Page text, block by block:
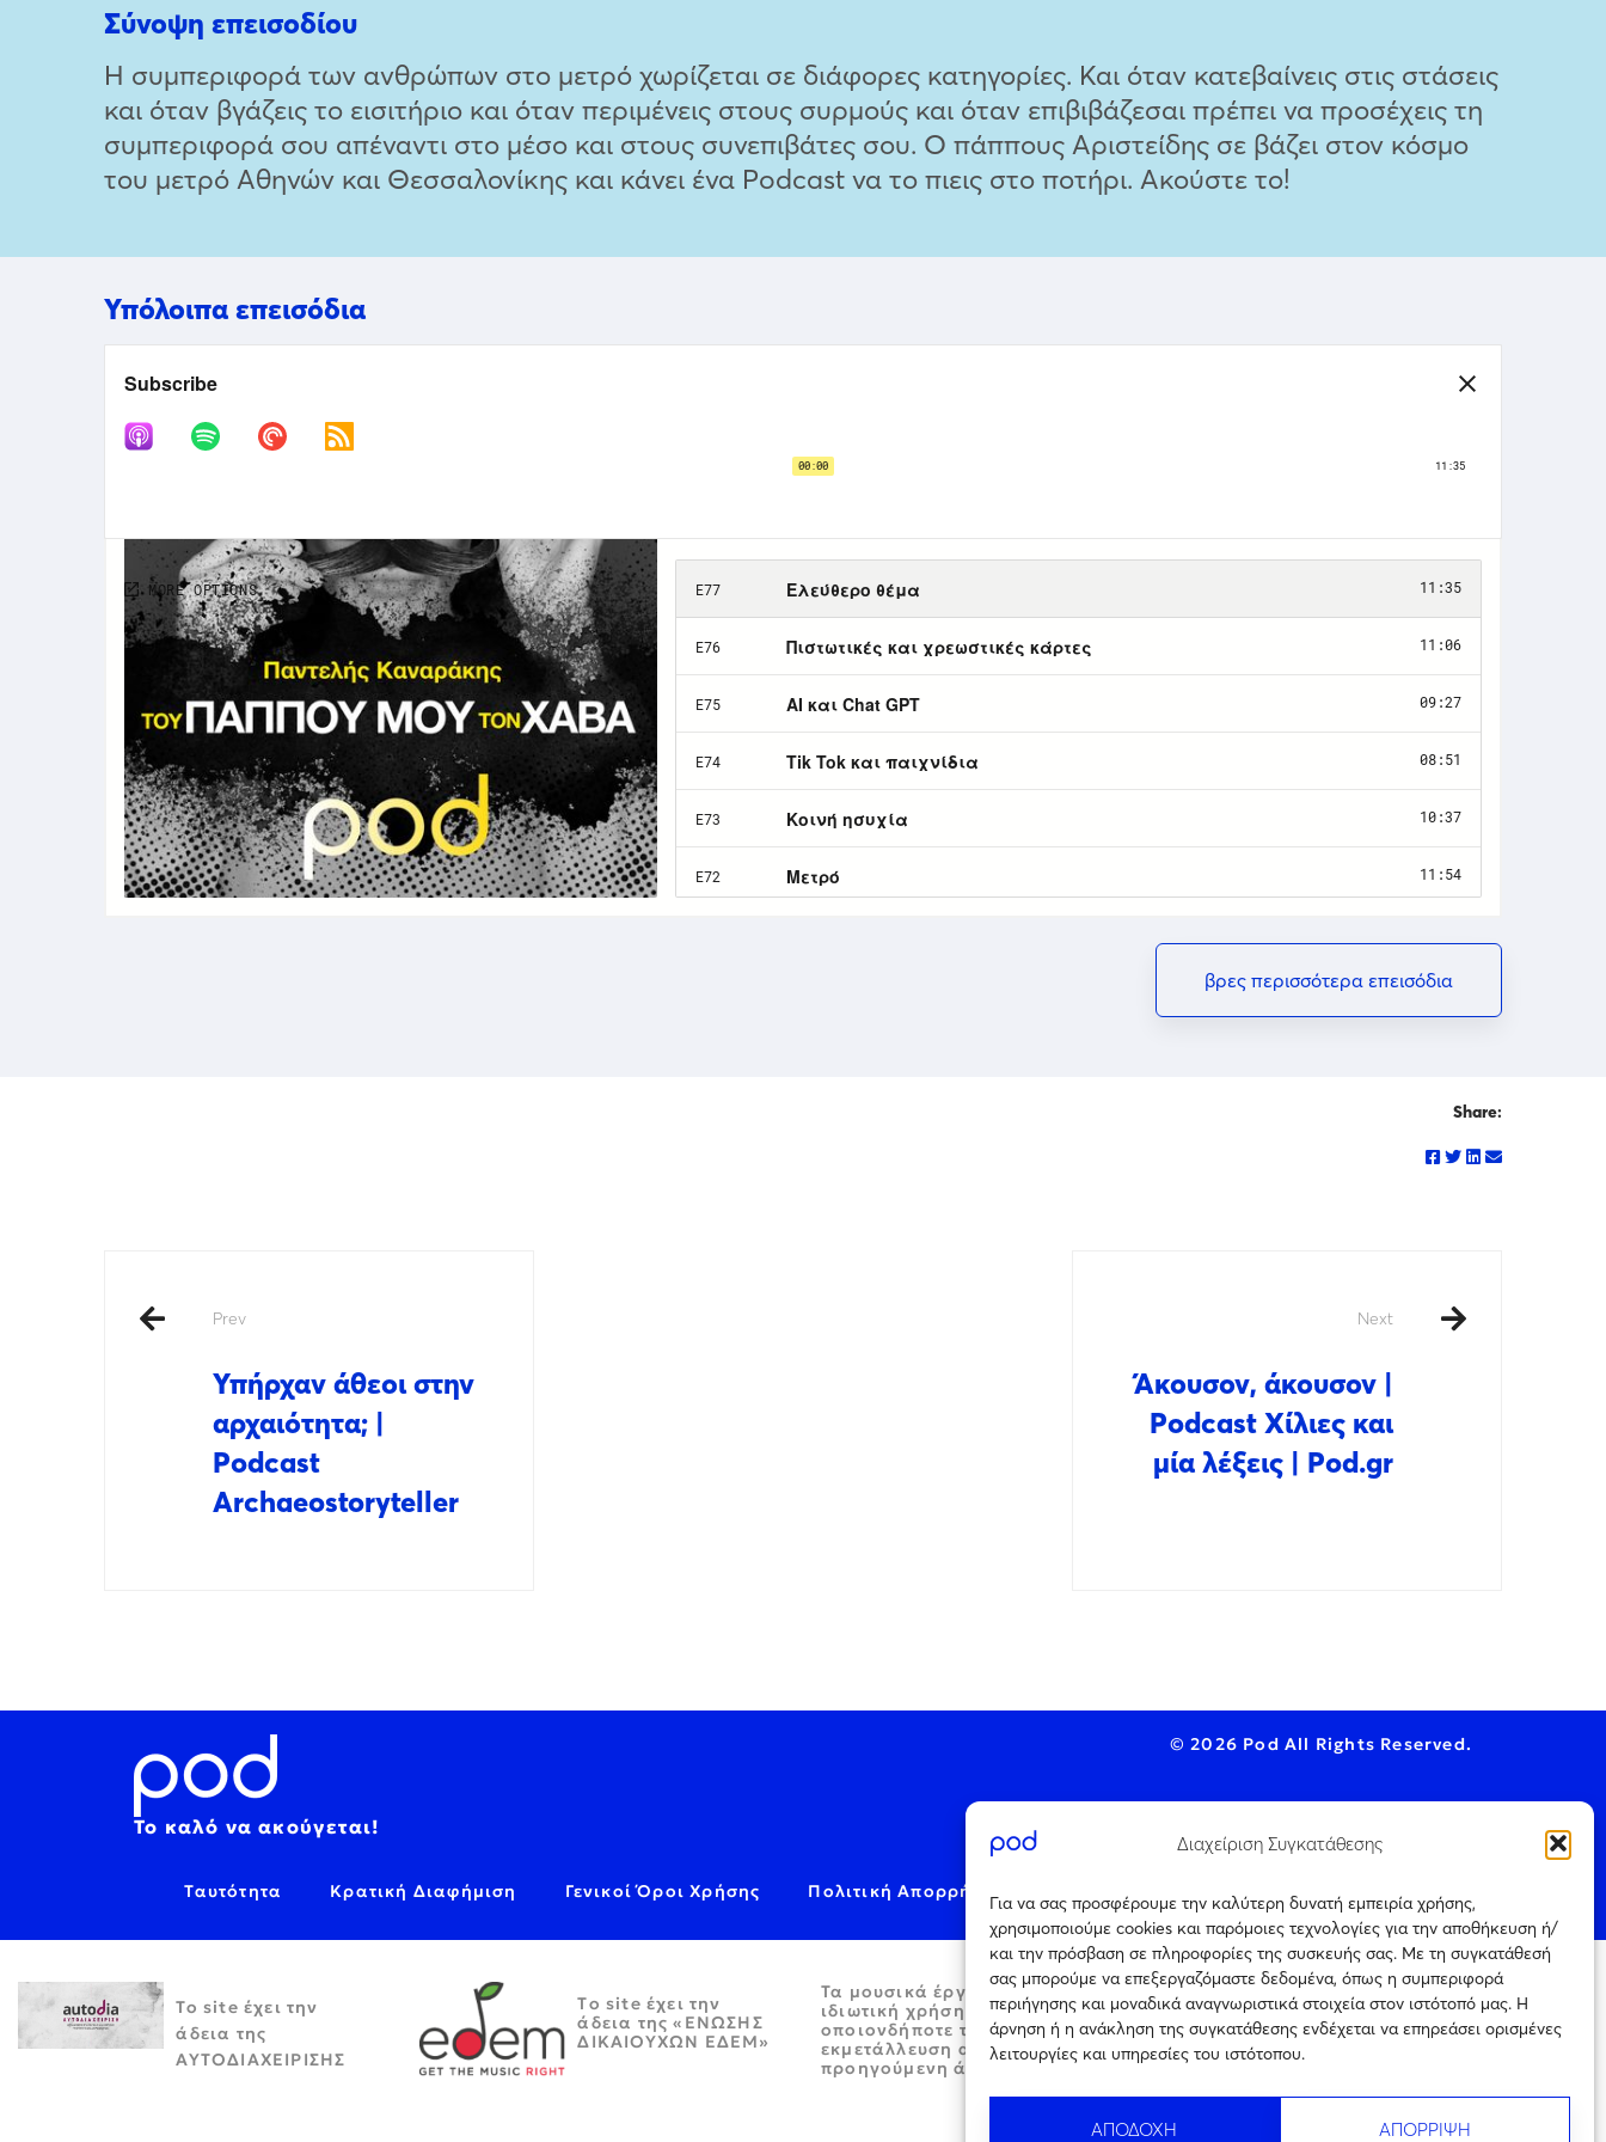
Διαχείριση Συγκατάθεσης
Για να σας προσφέρουμε την καλύτερη δυνατή εμπειρία χρήσης,
χρησιμοποιούμε cookies και παρόμοιες τεχνολογίες για την αποθήκευση ή/
και την πρόσβαση σε πληροφορίες της συσκευής σας. Με τη συγκατάθεσή
σας μπορούμε να επεξεργαζόμαστε δεδομένα, όπως η συμπεριφορά
περιήγησης και μοναδικά αναγνωριστικά στοιχεία στον ιστότοπό μας. Η
άρνηση ή η ανάκληση της συγκατάθεσης ενδέχεται να επηρεάσει ορισμένες
λειτουργίες και υπηρεσίες του ιστότοπου.
ΑΠΟΔΟΧΗ ΑΠΟΡΡΙΨΗ
Σύνοψη επεισοδίου
Η συμπεριφορά των ανθρώπων στο μετρό χωρίζεται σε διάφορες κατηγορίες. Και όταν κατεβαίνεις στις στάσεις
και όταν βγάζεις το εισιτήριο και όταν περιμένεις στους συρμούς και όταν επιβιβάζεσαι πρέπει να προσέχεις τη
συμπεριφορά σου απέναντι στο μέσο και στους συνεπιβάτες σου. Ο πάππους Αριστείδης σε βάζει στον κόσμο
του μετρό Αθηνών και Θεσσαλονίκης και κάνει ένα Podcast να το πιεις στο ποτήρι. Ακούστε το!
Υπόλοιπα επεισόδια
βρες περισσότερα επεισόδια
Share:
Prev
Υπήρχαν άθεοι στην
αρχαιότητα; |
Podcast
Archaeostoryteller
Next
Άκουσον, άκουσον |
Podcast Χίλιες και
μία λέξεις | Pod.gr
Το καλό να ακούγεται!
© 2026 Pod All Rights Reserved.
Ταυτότητα Κρατική Διαφήμιση Γενικοί Όροι Χρήσης Πολιτική Απορρήτου Cookie Policy
Το site έχει την
άδεια της
ΑΥΤΟΔΙΑΧΕΙΡΙΣΗΣ
Tο site έχει την
άδεια της «ΕΝΩΣΗΣ
ΔΙΚΑΙΟΥΧΩΝ ΕΔΕΜ»
Τα μουσικά έργα παρέχονται μόνο για
ιδιωτική χρήση και απαγορεύεται η με
οποιονδήποτε τρόπο περαιτέρω
εκμετάλλευση αυτών χωρίς την
προηγούμενη άδεια.
Πιστοποίηση
επιχείρησης
ηλεκτρονικού τύπου
242754